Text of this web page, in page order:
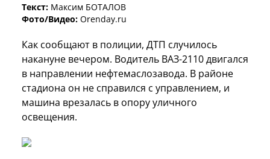
Текст: Максим БОТАЛОВ
Фото/Видео: Orenday.ru
Как сообщают в полиции, ДТП случилось
накануне вечером. Водитель ВАЗ-2110 двигался
в направлении нефтемаслозавода. В районе
стадиона он не справился с управлением, и
машина врезалась в опору уличного
освещения.